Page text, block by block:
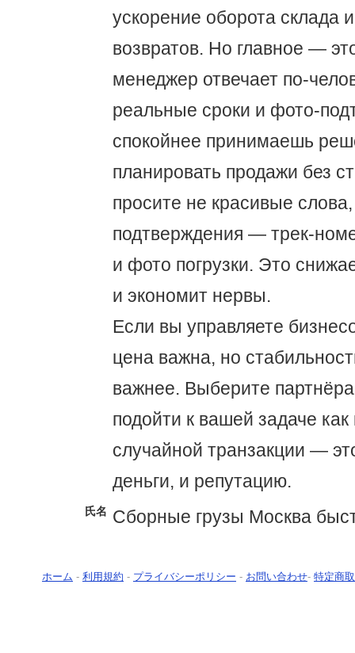
ускорение оборота склада
возвратов. Но главное —
менеджер отвечает по-
реальные сроки и фото-
спокойнее принимаешь
планировать продажи без
просите не красивые
подтверждения — трек-
и фото погрузки. Это
и экономит нервы.
Если вы управляете
цена важна, но
важнее. Выберите
подойти к вашей задаче как
случайной транзакции —
деньги, и репутацию.
氏名 Сборные грузы Москва
ホーム - 利用規約 - プライバシーポリシー - お問い合わせ- 特定商